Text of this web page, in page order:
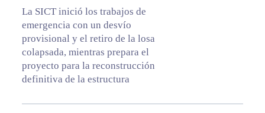
La SICT inició los trabajos de
emergencia con un desvío
provisional y el retiro de la losa
colapsada, mientras prepara el
proyecto para la reconstrucción
definitiva de la estructura